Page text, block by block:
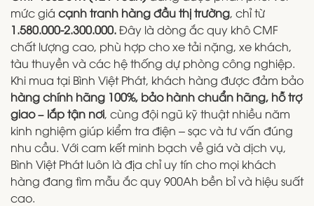
mức giá cạnh tranh hàng đầu thị trường, chỉ từ
1.580.000-2.300.000.Đây là dòng ắc quy khô CMF
chất lượng cao, phù hợp cho xe tải nặng, xe khách,
tàu thuyền và các hệ thống dự phòng công nghiệp.
Khi mua tại Bình Việt Phát, khách hàng được đảm bảo
hàng chính hãng 100%, bảo hành chuẩn hãng, hỗ trợ
giao – lắp tận nơi, cùng đội ngũ kỹ thuật nhiều năm
kinh nghiệm giúp kiểm tra điện – sạc và tư vấn đúng
nhu cầu. Với cam kết minh bạch về giá và dịch vụ,
Bình Việt Phát luôn là địa chỉ uy tín cho mọi khách
hàng đang tìm mẫu ắc quy 900Ah bền bỉ và hiệu suất
cao.